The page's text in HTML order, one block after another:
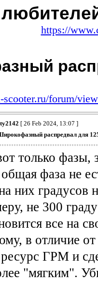
https://
forum/
[ 26 Feb 2024, 13:07 ]
распредвал для
только фазы,
фаза не
них
не 300
все на
в отличие
ГРМ и
"мягким".